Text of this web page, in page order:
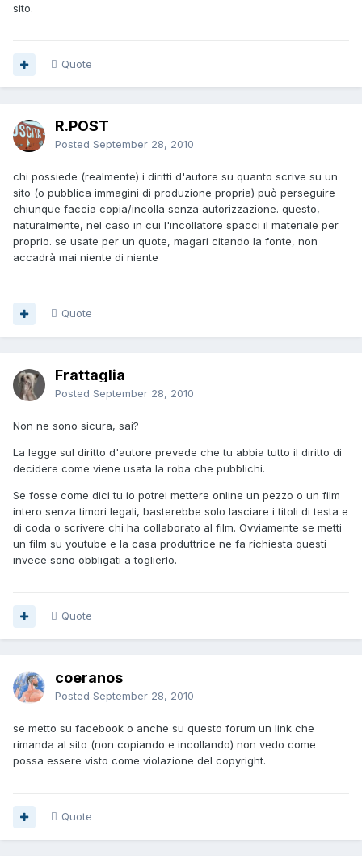
sito.
Quote
R.POST
Posted September 28, 2010
chi possiede (realmente) i diritti d'autore su quanto scrive su un
sito (o pubblica immagini di produzione propria) può perseguire
chiunque faccia copia/incolla senza autorizzazione. questo,
naturalmente, nel caso in cui l'incollatore spacci il materiale per
proprio. se usate per un quote, magari citando la fonte, non
accadrà mai niente di niente
Quote
Frattaglia
Posted September 28, 2010
Non ne sono sicura, sai?
La legge sul diritto d'autore prevede che tu abbia tutto il diritto di
decidere come viene usata la roba che pubblichi.
Se fosse come dici tu io potrei mettere online un pezzo o un film
intero senza timori legali, basterebbe solo lasciare i titoli di testa e
di coda o scrivere chi ha collaborato al film. Ovviamente se metti
un film su youtube e la casa produttrice ne fa richiesta questi
invece sono obbligati a toglierlo.
Quote
coeranos
Posted September 28, 2010
se metto su facebook o anche su questo forum un link che
rimanda al sito (non copiando e incollando) non vedo come
possa essere visto come violazione del copyright.
Quote